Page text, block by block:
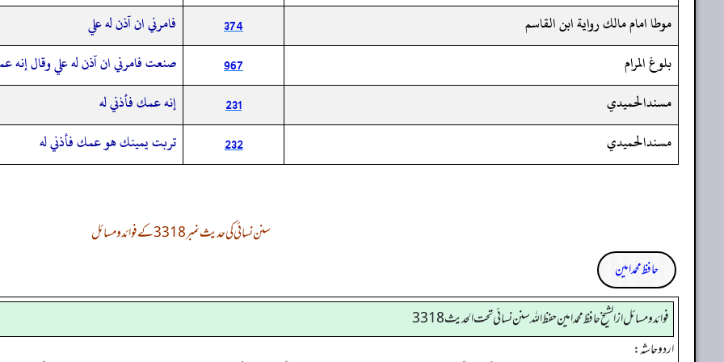
موطا امام مالك رواية ابن القاسم
374
فامرني ان آذن له علي
بلوغ المرام
967
صنعت فامرني ان آذن له علي وقال إنه
مسندالحميدي
231
إنه عمك فأذني له
مسندالحميدي
232 تربت يمينك هو عمك فأذني له
سنن نسائی کی حدیث نمبر 3318 کے فوائد و مسائل
حافظ محمد امین
فوائد ومسائل از الشيخ حافظ محمد امين حفظ الله سنن نسائي تحت الحديث3318
اردو حاشہ: